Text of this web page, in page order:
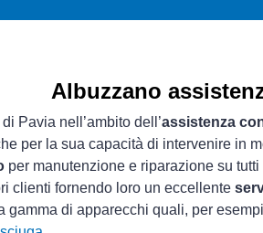
Albuzzano
Pavia nell’ambito dell’assistenza
per la sua capacità di intervenire in
per manutenzione e riparazione su
clienti fornendo loro un eccellente
gamma di apparecchi quali, per